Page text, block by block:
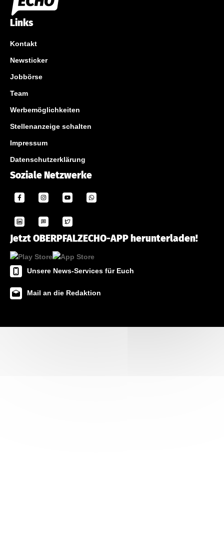
Links
Kontakt
Newsticker
Jobbörse
Team
Werbemöglichkeiten
Stellenanzeige schalten
Impressum
Datenschutzerklärung
Soziale Netzwerke
Jetzt OBERPFALZECHO-APP herunterladen!
Unsere News-Services für Euch
Mail an die Redaktion